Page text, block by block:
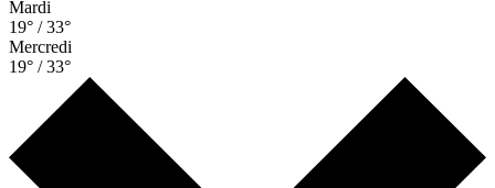
Mardi
19° / 33°
Mercredi
19° / 33°